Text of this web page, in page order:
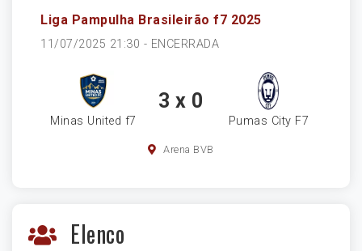
Liga Pampulha Brasileirão f7 2025
11/07/2025 21:30 - ENCERRADA
Minas United f7
3 x 0
Pumas City F7
Arena BVB
Elenco